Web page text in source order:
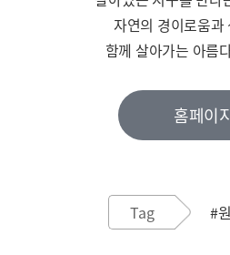
자연의 경이로움과
함께 살아가는 아름
홈페이
Tag #